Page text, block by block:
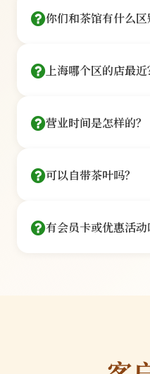
信息。
私密独立包间
在线预约
30秒完成
拨打 400-888-
微信预约
你们和茶馆有什么区
私
上海哪个区的店最近
长宁 · 虹桥开发区
黄浦 · 淮海中路
营业时间是怎样的？
周一至周五：10:00 -
部分门店提供夜间包场
可以自带茶叶吗？
提前告知：请在预约时
专业品鉴师严格筛选，
有会员卡或优惠活动
9折优惠+